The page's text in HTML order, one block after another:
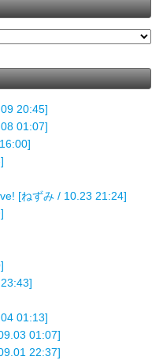
20:45]
01:07]
[ねずみ / 10.23 21:24]
01:13]
01:07]
22:37]